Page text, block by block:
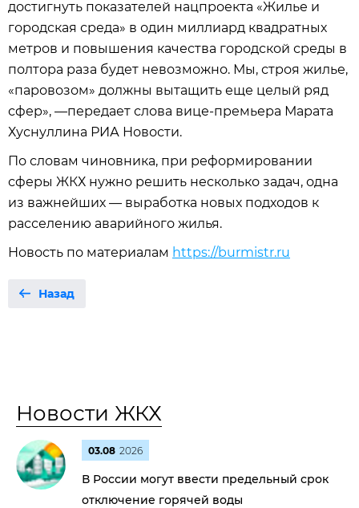
достигнуть показателей нацпроекта «Жилье и
городская среда» в один миллиард квадратных
метров и повышения качества городской среды в
полтора раза будет невозможно. Мы, строя жилье,
«паровозом» должны вытащить еще целый ряд
сфер», —передает слова вице-премьера Марата
Хуснуллина РИА Новости.
По словам чиновника, при реформировании
сферы ЖКХ нужно решить несколько задач, одна
из важнейших — выработка новых подходов к
расселению аварийного жилья.
Новость по материалам https://burmistr.ru
Назад
Новости ЖКХ
03.08 2026
В России могут ввести предельный срок
отключение горячей воды